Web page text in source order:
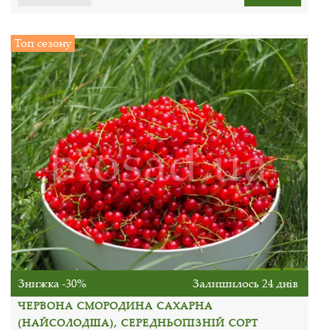
Топ сезону
Знижка -30% Залишилось 24 днів
ЧЕРВОНА СМОРОДИНА САХАРНА
(НАЙСОЛОДША), СЕРЕДНЬОПІЗНІЙ СОРТ